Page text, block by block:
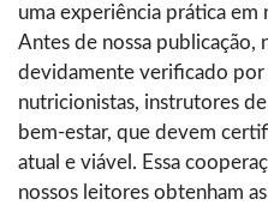
uma experiência prática em
Antes de nossa publicação,
devidamente verificado por
nutricionistas, instrutores
bem-estar, que devem
atual e viável. Essa
nossos leitores obtenham